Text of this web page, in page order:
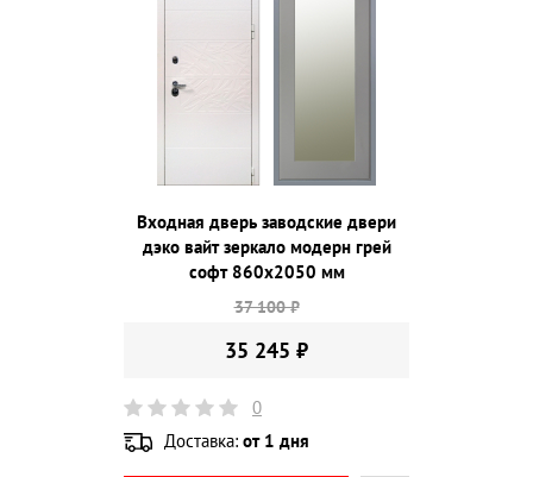
Входная дверь заводские двери
дэко вайт зеркало модерн грей
софт 860х2050 мм
37 100 ₽
35 245 ₽
0
Доставка: от 1 дня